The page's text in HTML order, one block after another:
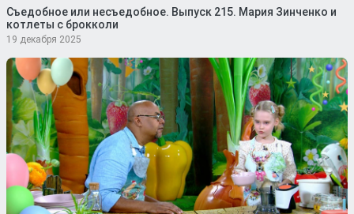
Съедобное или несъедобное. Выпуск 215. Мария Зинченко и
котлеты с брокколи
19 декабря 2025